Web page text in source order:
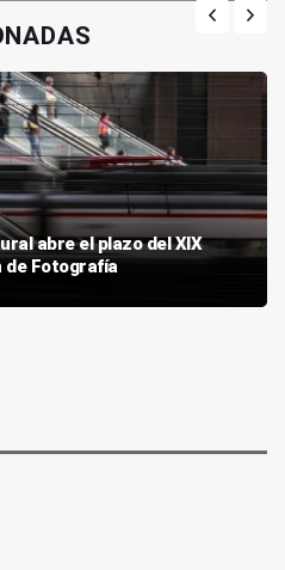
abre el plazo del XIX
de Fotografía